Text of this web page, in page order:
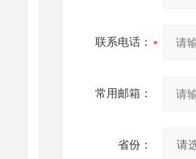
联系电话：
常用邮箱：
省份：